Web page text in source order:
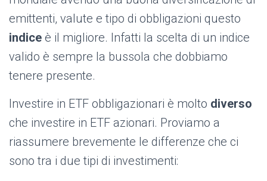
emittenti, valute e tipo di obbligazioni questo
indice è il migliore. Infatti la scelta di un indice
valido è sempre la bussola che dobbiamo
tenere presente.
Investire in ETF obbligazionari è molto diverso
che investire in ETF azionari. Proviamo a
riassumere brevemente le differenze che ci
sono tra i due tipi di investimenti: